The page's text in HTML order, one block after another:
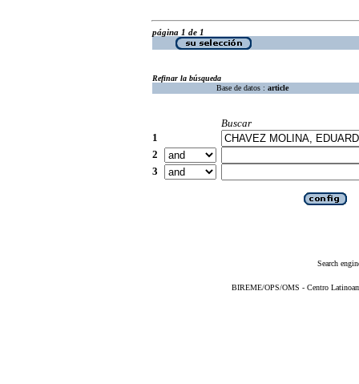
página 1 de 1
Refinar la búsqueda
Base de datos : article
Buscar
1
2
3
Search
BIREME/OPS/OMS - Centro